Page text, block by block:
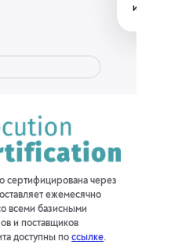
сертифицирована через
ежемесячно
всеми базисными
и поставщиков
доступны по ссылке.